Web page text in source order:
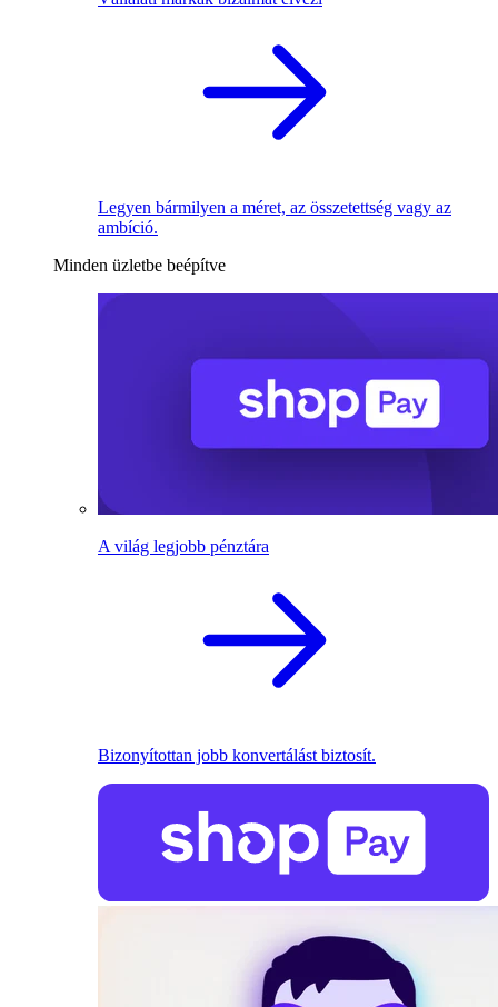
Legyen bármilyen a méret, az összetettség vagy az
ambíció.
Minden üzletbe beépítve
A világ legjobb pénztára
Bizonyítottan jobb konvertálást biztosít.